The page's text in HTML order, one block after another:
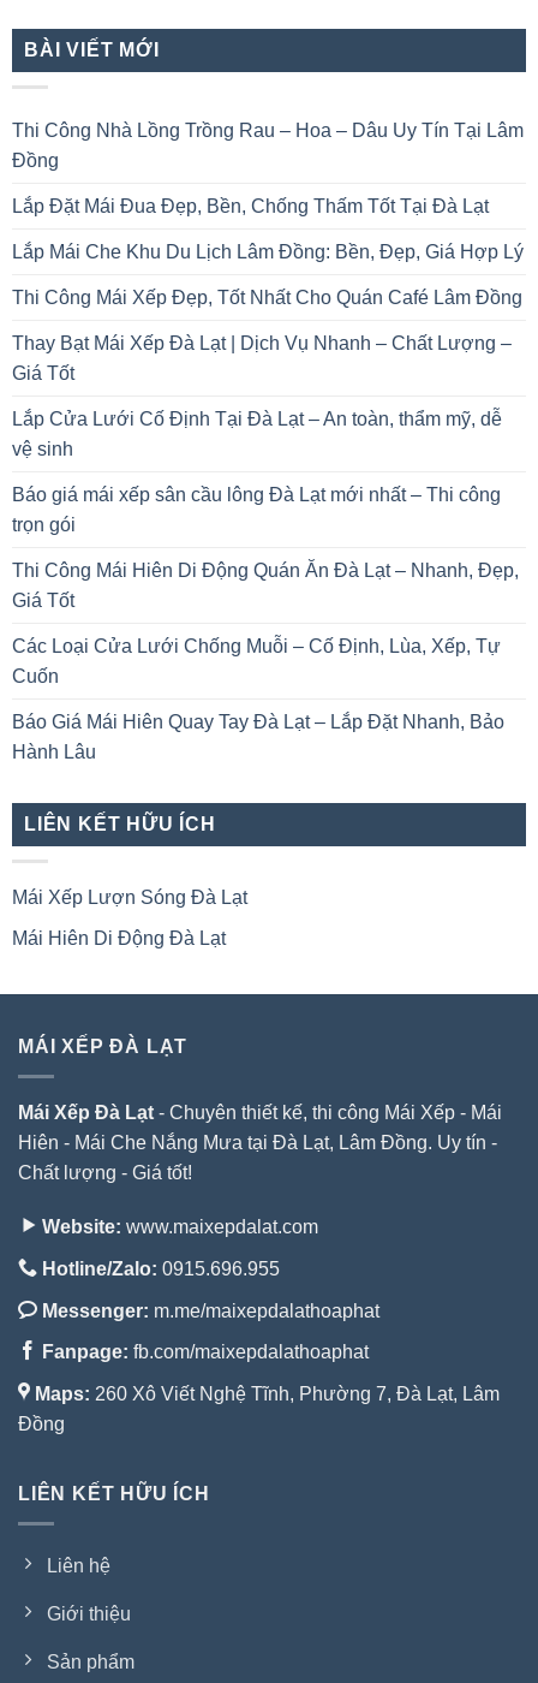
BÀI VIẾT MỚI
Thi Công Nhà Lồng Trồng Rau – Hoa – Dâu Uy Tín Tại Lâm
Đồng
Lắp Đặt Mái Đua Đẹp, Bền, Chống Thấm Tốt Tại Đà Lạt
Lắp Mái Che Khu Du Lịch Lâm Đồng: Bền, Đẹp, Giá Hợp Lý
Thi Công Mái Xếp Đẹp, Tốt Nhất Cho Quán Café Lâm Đồng
Thay Bạt Mái Xếp Đà Lạt | Dịch Vụ Nhanh – Chất Lượng –
Giá Tốt
Lắp Cửa Lưới Cố Định Tại Đà Lạt – An toàn, thẩm mỹ, dễ
vệ sinh
Báo giá mái xếp sân cầu lông Đà Lạt mới nhất – Thi công
trọn gói
Thi Công Mái Hiên Di Động Quán Ăn Đà Lạt – Nhanh, Đẹp,
Giá Tốt
Các Loại Cửa Lưới Chống Muỗi – Cố Định, Lùa, Xếp, Tự
Cuốn
Báo Giá Mái Hiên Quay Tay Đà Lạt – Lắp Đặt Nhanh, Bảo
Hành Lâu
LIÊN KẾT HỮU ÍCH
Mái Xếp Lượn Sóng Đà Lạt
Mái Hiên Di Động Đà Lạt
MÁI XẾP ĐÀ LẠT
Mái Xếp Đà Lạt - Chuyên thiết kế, thi công Mái Xếp - Mái
Hiên - Mái Che Nắng Mưa tại Đà Lạt, Lâm Đồng. Uy tín -
Chất lượng - Giá tốt!
Website: www.maixepdalat.com
Hotline/Zalo: 0915.696.955
Messenger: m.me/maixepdalathoaphat
Fanpage: fb.com/maixepdalathoaphat
Maps: 260 Xô Viết Nghệ Tĩnh, Phường 7, Đà Lạt, Lâm
Đồng
LIÊN KẾT HỮU ÍCH
Liên hệ
Giới thiệu
Sản phẩm